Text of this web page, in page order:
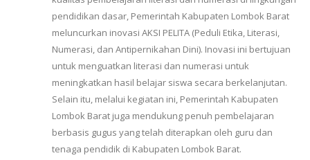
pendidikan dasar, Pemerintah Kabupaten Lombok Barat
meluncurkan inovasi AKSI PELITA (Peduli Etika, Literasi,
Numerasi, dan Antipernikahan Dini). Inovasi ini bertujuan
untuk menguatkan literasi dan numerasi untuk
meningkatkan hasil belajar siswa secara berkelanjutan.
Selain itu, melalui kegiatan ini, Pemerintah Kabupaten
Lombok Barat juga mendukung penuh pembelajaran
berbasis gugus yang telah diterapkan oleh guru dan
tenaga pendidik di Kabupaten Lombok Barat.